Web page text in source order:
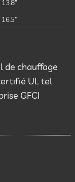
13.8″
16.5″
de chauffage
UL tel
GFCI